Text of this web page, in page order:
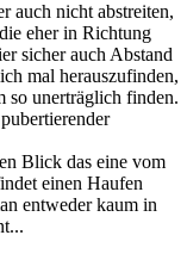
auch nicht abstreiten,
eher in Richtung
sicher auch Abstand
mal herauszufinden,
so unerträglich finden.
Blick das eine vom
einen Haufen
entweder kaum in